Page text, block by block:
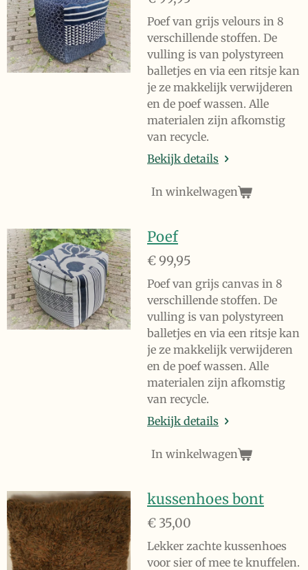
Poef van grijs velours in 8
verschillende stoffen. De
vulling is van polystyreen
balletjes en via een ritsje kan
je ze makkelijk verwijderen
en de poef wassen. Alle
materialen zijn afkomstig
van recycle.
Bekijk details
In winkelwagen
Poef
€ 99,95
Poef van grijs canvas in 8
verschillende stoffen. De
vulling is van polystyreen
balletjes en via een ritsje kan
je ze makkelijk verwijderen
en de poef wassen. Alle
materialen zijn afkomstig
van recycle.
Bekijk details
In winkelwagen
kussenhoes bont
€ 35,00
Lekker zachte kussenhoes
voor sier of mee te knuffelen.